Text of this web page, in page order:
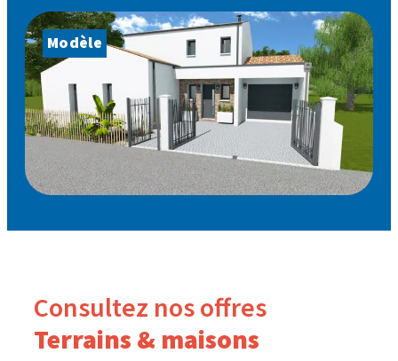
Modèle
Consultez nos offres
Terrains & maisons